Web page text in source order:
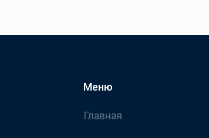
Меню
Главная